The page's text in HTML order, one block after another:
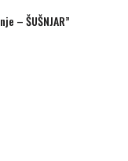
– ŠUŠNJAR”